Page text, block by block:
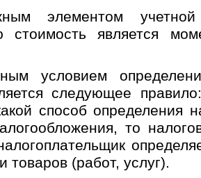
элементом
стоимость является
условием
следующее
способ определения
то
товаров (работ, услуг).